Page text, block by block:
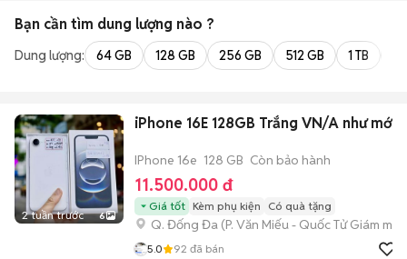
Bạn cần tìm dung lượng nào ?
Dung lượng: 64 GB 128 GB 256 GB 512 GB 1 TB
2 tuần trước 6
iPhone 16E 128GB Trắng VN/A như mới
IPhone 16e 128 GB Còn bảo hành
11.500.000 đ
Giá tốt Kèm phụ kiện Có quà tặng
Q. Đống Đa (P. Văn Miếu - Quốc Tử Giám mới)
5.0 92 đã bán